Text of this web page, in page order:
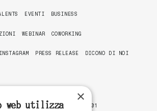
EVENTI
BUSINESS
WEBINAR
COWORKING
INSTAGRAM PRESS RELEASE DICONO DI NOI
POLICY PRIVACY POLICY
ISO 9001
×
web utilizza